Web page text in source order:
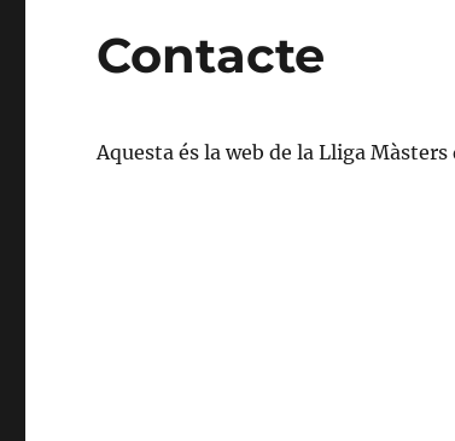
Contacte
Aquesta és la web de la Lliga